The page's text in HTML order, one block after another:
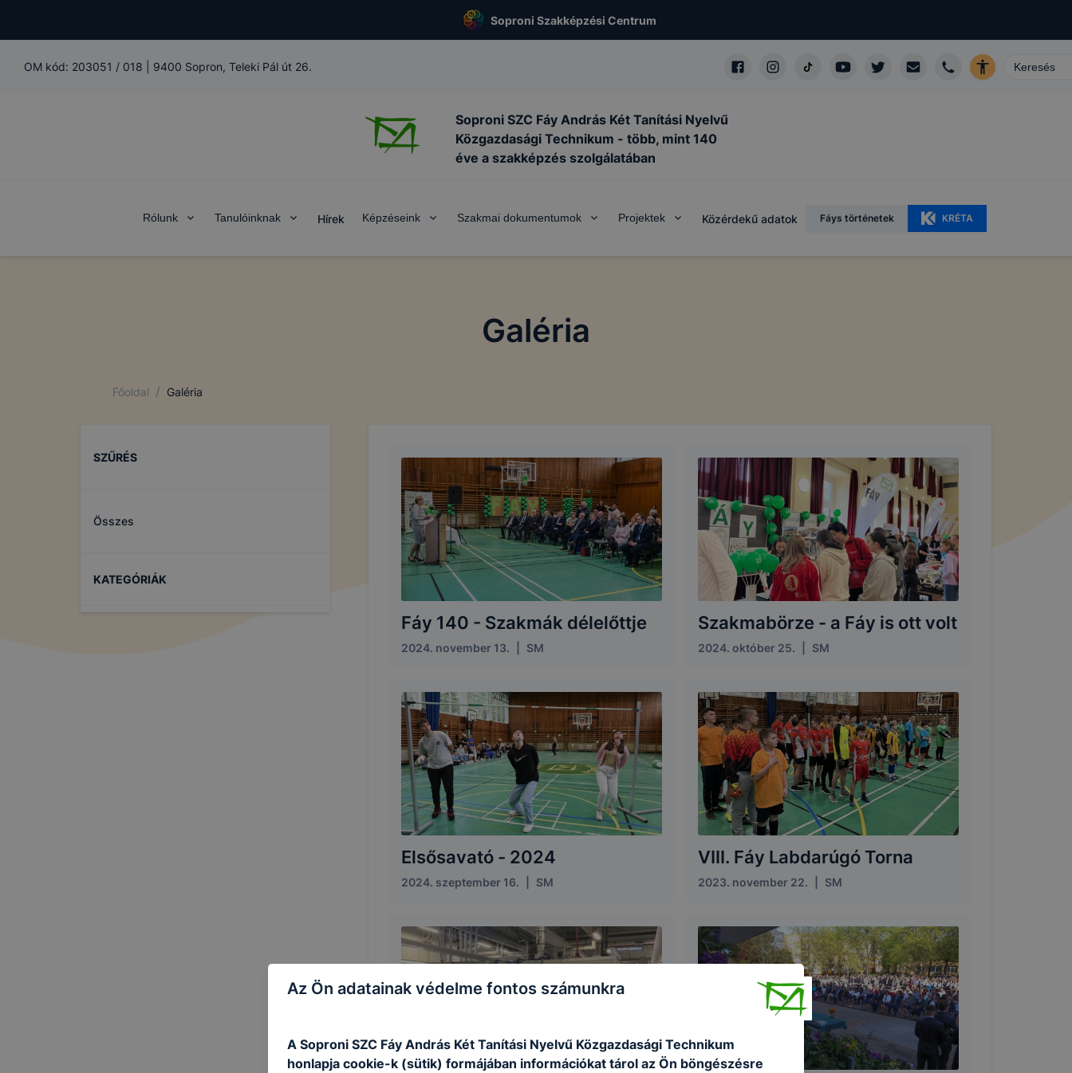
Soproni Szakképzési Centrum
OM kód: 203051 / 018 9400 Sopron, Teleki Pál út 26.
Soproni SZC Fáy András Két Tanítási Nyelvű
Közgazdasági Technikum - több, mint 140
éve a szakképzés szolgálatában
Rólunk Tanulóinknak Hírek Képzéseink Szakmai dokumentumok Projektek Közérdekű adatok Fáys történetek KRÉTA
Galéria
Főoldal / Galéria
SZŰRÉS
Összes
KATEGÓRIÁK
Fáy 140 - Szakmák délelőttje
2024. november 13. SM
Szakmabörze - a Fáy is ott volt
2024. október 25. SM
Elsősavató - 2024
2024. szeptember 16. SM
VIII. Fáy Labdarúgó Torna
2023. november 22. SM
Az Ön adatainak védelme fontos számunkra
A Soproni SZC Fáy András Két Tanítási Nyelvű Közgazdasági Technikum
honlapja cookie-k (sütik) formájában információkat tárol az Ön böngészésre